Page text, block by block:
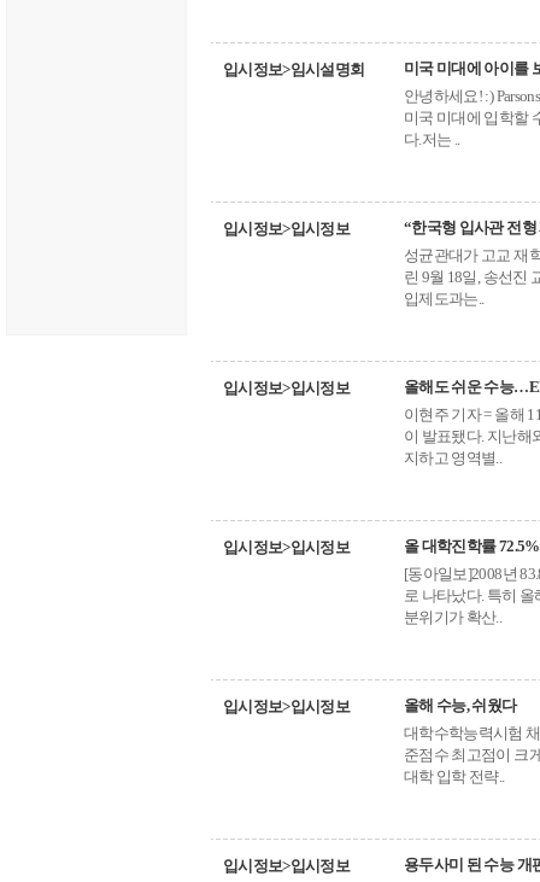
입시정보>임시설명회
미국 미대에 아이를
안녕하세요! :)
미국 미대에 입학할
다.저는 ..
입시정보>입시정보
“한국형 입사관 전
성균관대가 고교 재
린 9월 18일, 송선진
입제도과는..
입시정보>입시정보
올해도 쉬운 수능
이현주 기자 = 올해
이 발표됐다. 지난해
지하고 영역별..
입시정보>입시정보
올 대학진학률
[동아일보]2008년
로 나타났다. 특히
분위기가 확산..
입시정보>입시정보
올해 수능, 쉬웠다
대학수학능력시험
준점수 최고점이 크
대학 입학 전략..
입시정보>입시정보
용두사미 된 수능 개